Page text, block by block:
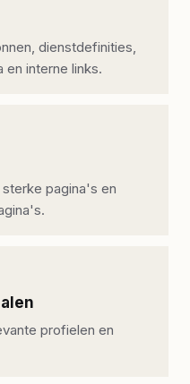
dienstdefinities,
en interne links.
pagina's en
profielen en